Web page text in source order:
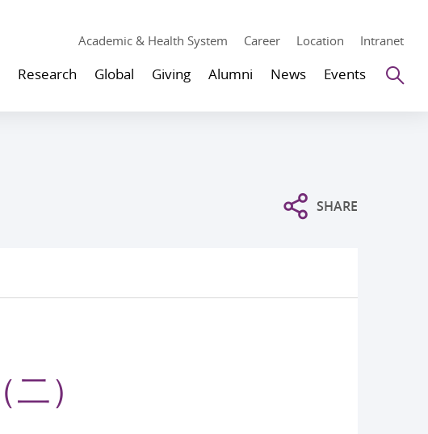
Academic & Health System Career Location Intranet
Research Global Giving Alumni News Events
SHARE
）